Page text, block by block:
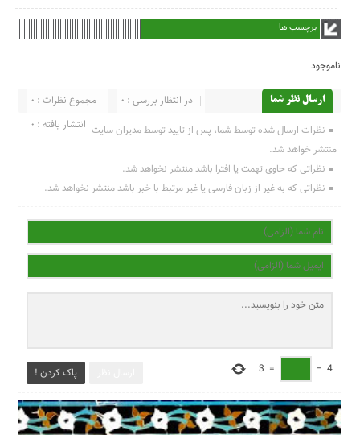
برچسب ها
ناموجود
ارسال نظر شما مجموع نظرات : 0
در انتظار بررسی : 0
انتشار یافته : 0 نظرات ارسال شده توسط شما، پس از تایید توسط مدیران سایت
منتشر خواهد شد.
نظراتی که حاوی تهمت یا افترا باشد منتشر نخواهد شد.
نظراتی که به غیر از زبان فارسی یا غیر مرتبط با خبر باشد منتشر نخواهد شد.
پاک کردن ! 4
−
=
3